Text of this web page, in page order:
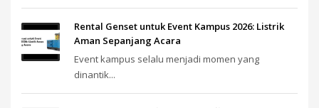
Rental Genset untuk Event Kampus 2026: Listrik
Aman Sepanjang Acara
Event kampus selalu menjadi momen yang
dinantik...